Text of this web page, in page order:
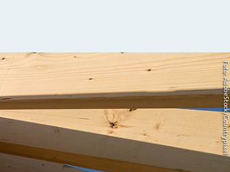
Foto: AdobeStock/Countrypixel